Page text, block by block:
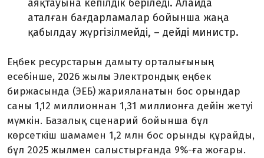
аяқтауына кепілдік беріледі. Алайда
аталған бағдарламалар бойынша жаңа
қабылдау жүргізілмейді, – дейді министр.
Еңбек ресурстарын дамыту орталығының
есебінше, 2026 жылы Электрондық еңбек
биржасында (ЭЕБ) жарияланатын бос орындар
саны 1,12 миллионнан 1,31 миллионға дейін жетуі
мүм­кін. Базалық сценарий бойын­ша бұл
көрсеткіш шамамен 1,2 млн бос орынды құрайды,
бұл 2025 жылмен салыстырғанда 9%-ға жоғары.